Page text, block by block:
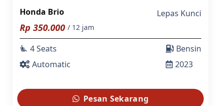
Honda Brio Lepas Kunci
Rp 350.000 / 12 jam
airline_seat_recline_extra 4 Seats
Automatic
Bensin
2023
Pesan Sekarang